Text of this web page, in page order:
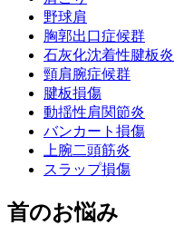
野球肩
胸郭出口症候群
石灰化沈着性腱板炎
頸肩腕症候群
腱板損傷
動揺性肩関節炎
バンカート損傷
上腕二頭筋炎
スラップ損傷
首のお悩み